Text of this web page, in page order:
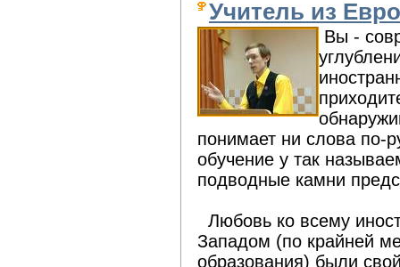
Учитель из
Вы -
понимает ни слова по-
обучение у так
подводные камни
Любовь ко всему
Западом (по крайней
образования) были